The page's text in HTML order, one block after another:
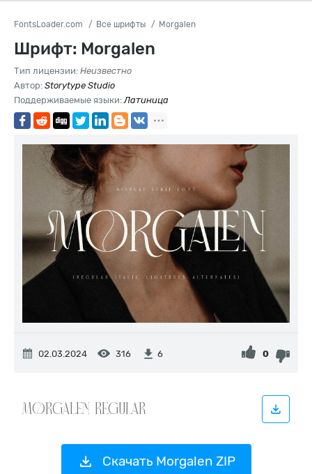
FontsLoader.com Все шрифты Morgalen
Шрифт: Morgalen
Тип лицензии: Неизвестно
Автор: Storytype Studio
Поддерживаемые языки:Латиница
02.03.2024 316 6 0
Скачать Morgalen ZIP